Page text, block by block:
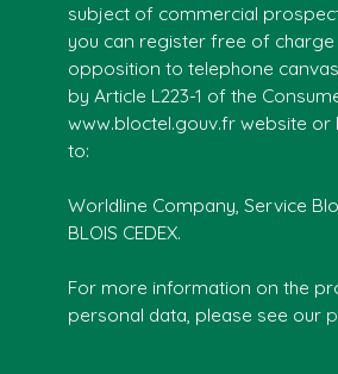
subject of commercial
you can register free of
opposition to telephone
by Article L223-1 of the
www.bloctel.gouv.fr website or
to:
Worldline Company, Service
BLOIS CEDEX.
For more information on the
personal data, please see our